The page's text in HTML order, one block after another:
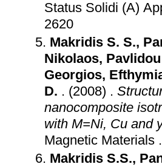
Status Solidi (A)
2620
Makridis S. S.,
Nikolaos,
Georgios,
D. . (2008) .
nanocomposite
with M=Ni, Cu and
Magnetic Materials
Makridis S.S.,